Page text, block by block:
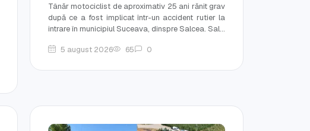
Tânăr motociclist de aproximativ 25 ani rănit grav
după ce a fost implicat într-un accident rutier la
intrare în municipiul Suceava, dinspre Salcea. Sal...
5 august 2026 65 0